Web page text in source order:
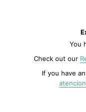
You
Check out our
If you have